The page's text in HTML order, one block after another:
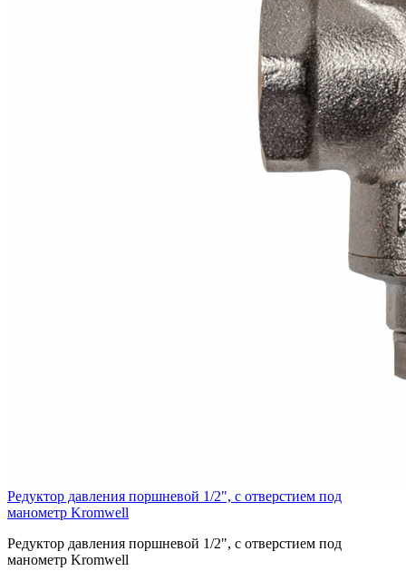
Редуктор давления поршневой 1/2", с отверстием под
манометр Kromwell
Редуктор давления поршневой 1/2", с отверстием под
манометр Kromwell